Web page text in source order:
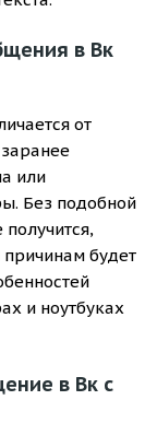
в Вк
от
или
Без подобной
причинам будет
и ноутбуках
в Вк с